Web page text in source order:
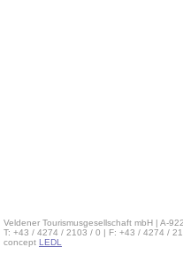
Veldener Tourismusgesellschaft mbH | A-
T: +43 / 4274 / 2103 / 0 | F: +43 / 4274 /
concept LEDL